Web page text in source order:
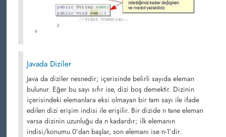
Javada Diziler
Java da diziler nesnedir; içerisinde belirli sayıda eleman
bulunur. Eğer bu sayı sıfır ise, dizi boş demektir. Dizinin
içerisindeki elemanlara eksi olmayan bir tam sayı ile ifade
edilen dizi erişim indisi ile erişilir. Bir dizide n tane eleman
varsa dizinin uzunluğu da n kadardır; ilk elemanın
indisi/konumu 0’dan başlar, son elemanı ise n-1’dir.